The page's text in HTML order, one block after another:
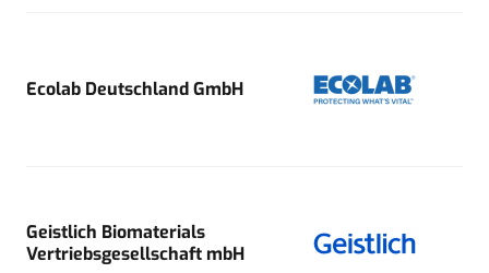
Ecolab Deutschland GmbH
Geistlich Biomaterials
Vertriebsgesellschaft mbH